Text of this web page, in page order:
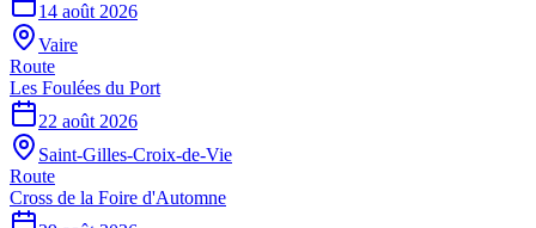
14 août 2026
Vaire
Route
Les Foulées du Port
22 août 2026
Saint-Gilles-Croix-de-Vie
Route
Cross de la Foire d'Automne